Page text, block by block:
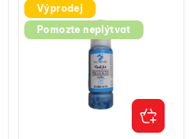
Výprodej
Pomozte neplýtvat